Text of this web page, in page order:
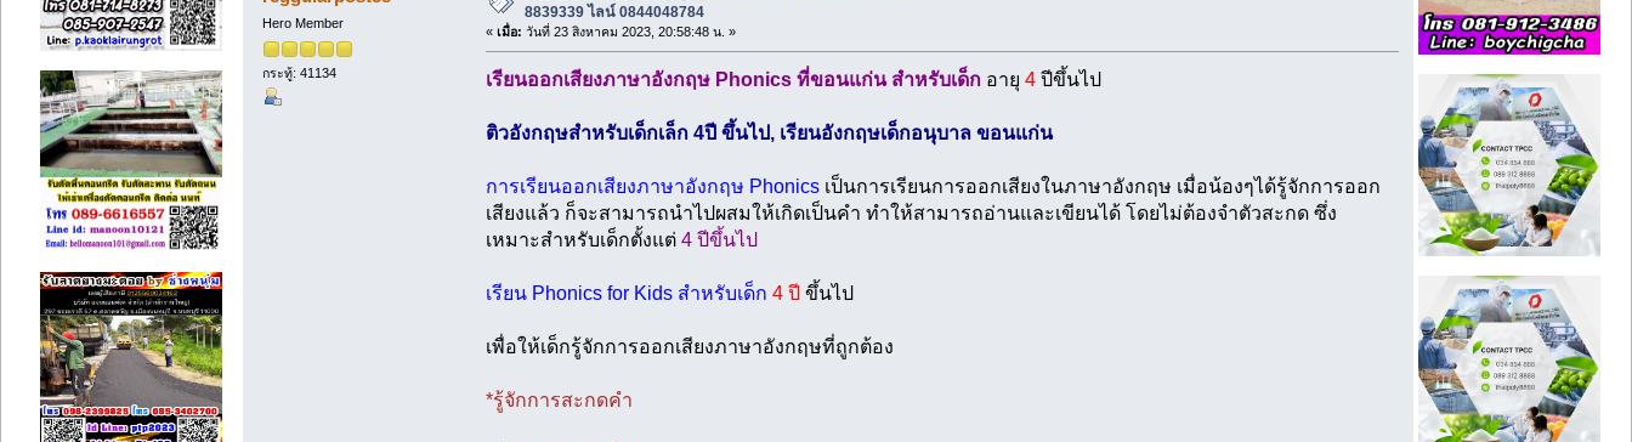
Hero Member
กระทู้: 41134
8839339 ไลน์ 0844048784
« เมื่อ: วันที่ 23 สิงหาคม 2023, 20:58:48 น. »
เรียนออกเสียงภาษาอังกฤษ Phonics ที่ขอนแก่น สำหรับเด็ก อายุ 4 ปีขึ้นไป
ติวอังกฤษสำหรับเด็กเล็ก 4ปี ขึ้นไป, เรียนอังกฤษเด็กอนุบาล ขอนแก่น
การเรียนออกเสียงภาษาอังกฤษ Phonics เป็นการเรียนการออกเสียงในภาษาอังกฤษ เมื่อน้องๆได้รู้จักการออก
เสียงแล้ว ก็จะสามารถนำไปผสมให้เกิดเป็นคำ ทำให้สามารถอ่านและเขียนได้ โดยไม่ต้องจำตัวสะกด ซึ่ง
เหมาะสำหรับเด็กตั้งแต่ 4 ปีขึ้นไป
เรียน Phonics for Kids สำหรับเด็ก 4 ปี ขึ้นไป
เพื่อให้เด็กรู้จักการออกเสียงภาษาอังกฤษที่ถูกต้อง
*รู้จักการสะกดคำ